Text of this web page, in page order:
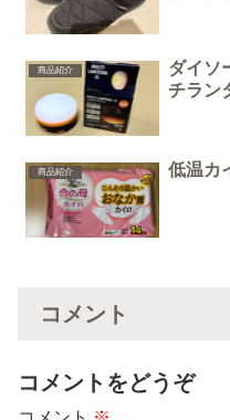
商品紹介
ダイソ
チラン
商品紹介 低温カ
コメント
コメントをどうぞ